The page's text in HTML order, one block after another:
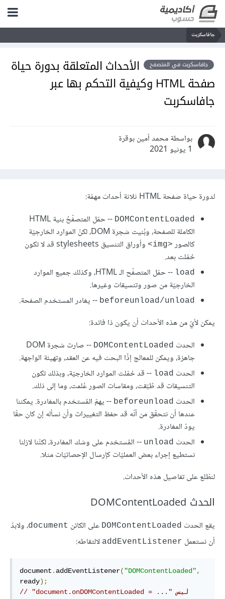
جافاسكربت
جافاسكربت في المتصفح
الأحداث المتعلقة بدورة حياة
صفحة HTML وكيفية التحكم بها عبر
جافاسكربت
بواسطة محمد أمين بوقرة
1 يونيو 2021
لدورة حياة صفحة HTML ثلاثة أحداث مهمّة:
DOMContentLoaded
-- حمّل المتصفّحُ بنية HTML
الكاملة للصفحة، وبُنيت شجرة DOM، لكنّ الموارد الخارجيّة
كالصور <img>
وأوراق التنسيق stylesheets قد لا تكون
حُمّلت بعد.
load
-- حمّل المتصفّح الـ HTML، وكذلك جميع الموارد
الخارجيّة من صور وتنسيقات وغيرها.
beforeunload/unload -- يغادر المستخدم الصفحة.
يمكن لأيّ من هذه الأحداث أن يكون ذا فائدة:
الحدث DOMContentLoaded
-- صارت شجرة DOM
جاهزة، ويمكن للمعالج إذًا البحث فيه عن العقد، وتهيئة الواجهة.
الحدث load -- قد حُمّلت الموارد الخارجيّة، وبذلك تكون
التنسيقات قد طُبّقت، ومقاسات الصور عُلمت، وما إلى ذلك.
الحدث beforeunload -- يهمّ المُستخدم بالمغادرة. يمكننا
عندها أن نتحقّق من أنّه قد حفظ التغييرات وأن نسأله إن كان حقّا
يودّ المغادرة.
الحدث unload -- المُستخدم على وشك المغادرة، لكنّنا لازلنا
نستطيع إجراء بعض العمليّات كإرسال الإحصائيّات مثلا.
لنطّلع على تفاصيل هذه الأحداث.
الحدث DOMContentLoaded
يقع الحدث DOMContentLoaded على الكائن document، ولابدّ
أن نستعمل addEventListener لالتقاطه:
document . addEventListener( "DOMContentLoaded",
ready);
// "document.onDOMContentLoaded = ..." ليس